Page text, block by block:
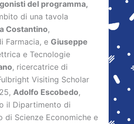
del programma,
di una tavola
Costantino,
Farmacia, e Giuseppe
e Tecnologie
, ricercatrice di
Visiting Scholar
Adolfo Escobedo,
il Dipartimento di
Scienze Economiche e